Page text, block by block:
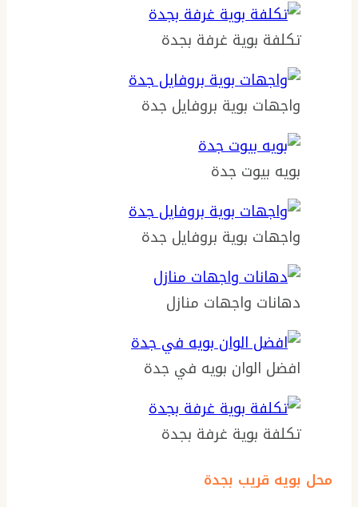
تكلفة بوية غرفة بجدة
واجهات بوية بروفايل جدة
بويه بيوت جدة
واجهات بوية بروفايل جدة
دهانات واجهات منازل
افضل الوان بويه في جدة
تكلفة بوية غرفة بجدة
محل بويه قريب بجدة